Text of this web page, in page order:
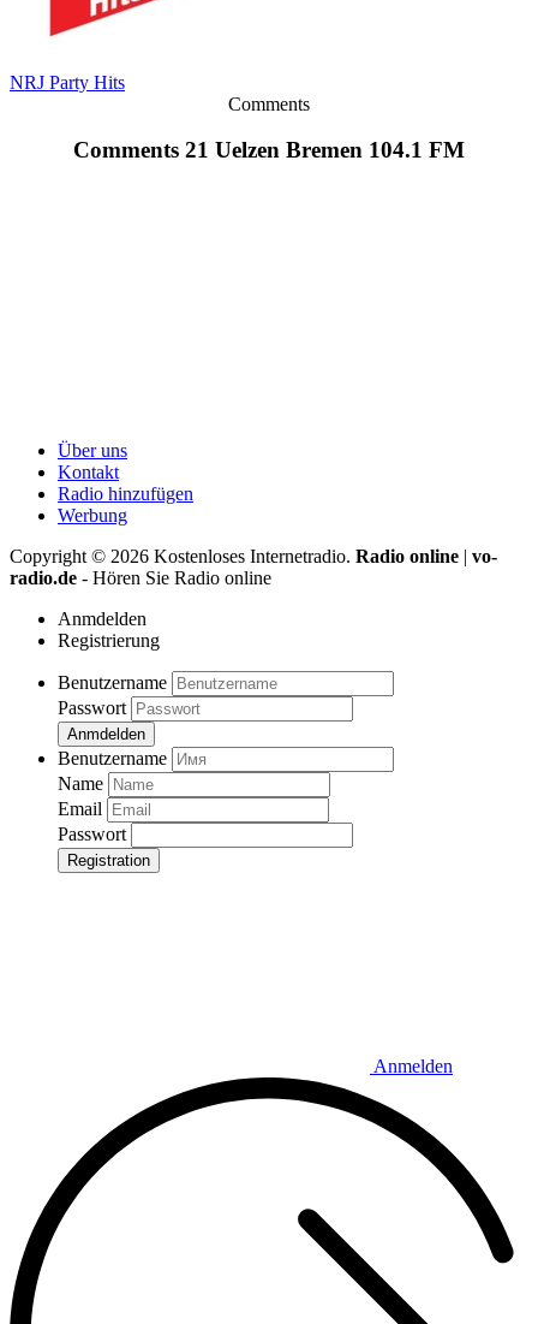
NRJ Party Hits
Comments
Comments 21 Uelzen Bremen 104.1 FM
Über uns
Kontakt
Radio hinzufügen
Werbung
Copyright © 2026 Kostenloses Internetradio. Radio online | vo-
radio.de - Hören Sie Radio online
Anmdelden
Registrierung
Benutzername
Passwort
Anmdelden
Benutzername
Name
Email
Passwort
Registration
Anmelden